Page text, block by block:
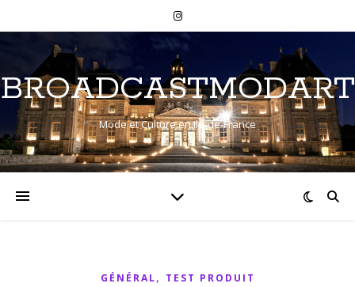
BROADCASTMODART
Mode et Culture en Ile-de-France
GÉNÉRAL, TEST PRODUIT